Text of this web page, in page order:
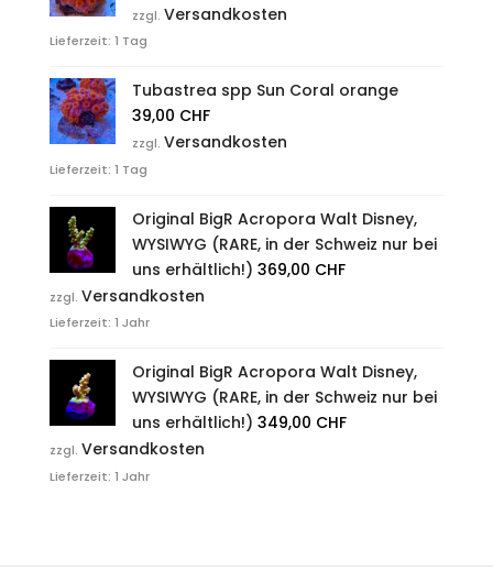
zzgl. Versandkosten
Lieferzeit: 1 Tag
Tubastrea spp Sun Coral orange
39,00 CHF
zzgl. Versandkosten
Lieferzeit: 1 Tag
Original BigR Acropora Walt Disney,
WYSIWYG (RARE, in der Schweiz nur bei
uns erhältlich!) 369,00 CHF
zzgl. Versandkosten
Lieferzeit: 1 Jahr
Original BigR Acropora Walt Disney,
WYSIWYG (RARE, in der Schweiz nur bei
uns erhältlich!) 349,00 CHF
zzgl. Versandkosten
Lieferzeit: 1 Jahr